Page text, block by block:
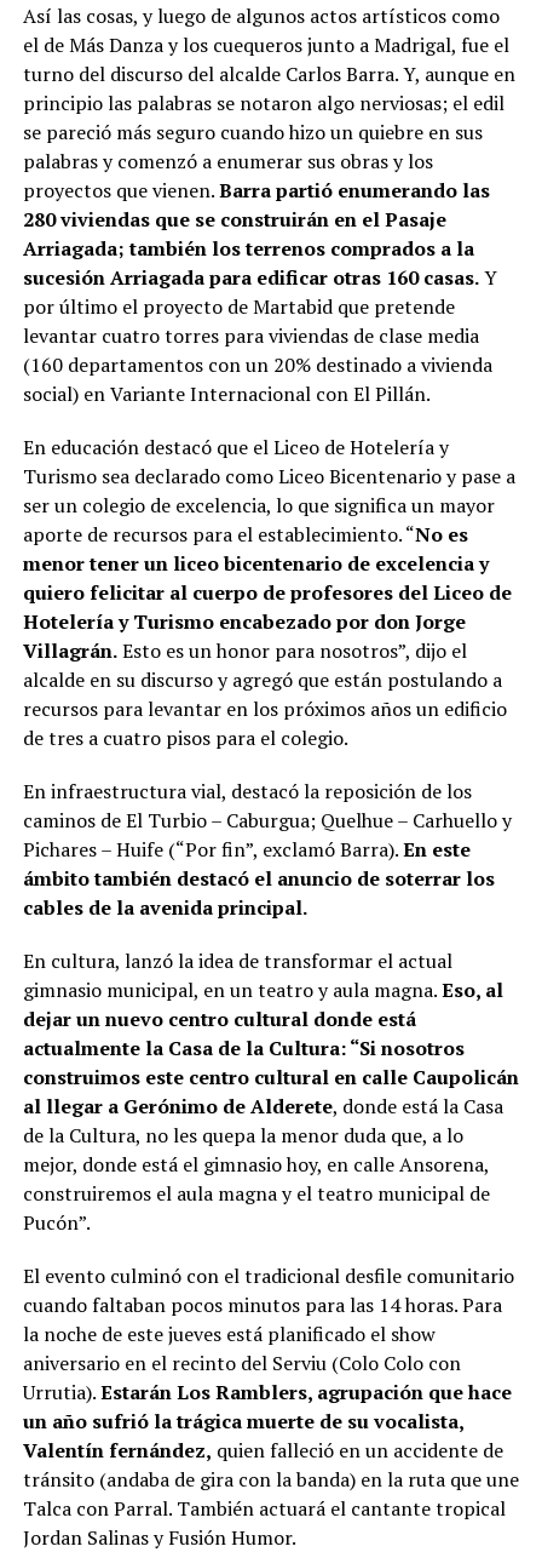
Así las cosas, y luego de algunos actos artísticos como
el de Más Danza y los cuequeros junto a Madrigal, fue el
turno del discurso del alcalde Carlos Barra. Y, aunque en
principio las palabras se notaron algo nerviosas; el edil
se pareció más seguro cuando hizo un quiebre en sus
palabras y comenzó a enumerar sus obras y los
proyectos que vienen.Barra partió enumerando las
280 viviendas que se construirán en el Pasaje
Arriagada; también los terrenos comprados a la
sucesión Arriagada para edificar otras 160 casas.Y
por último el proyecto de Martabid que pretende
levantar cuatro torres para viviendas de clase media
(160 departamentos con un 20% destinado a vivienda
social) en Variante Internacional con El Pillán.
En educación destacó que el Liceo de Hotelería y
Turismo sea declarado como Liceo Bicentenario y pase a
ser un colegio de excelencia, lo que significa un mayor
aporte de recursos para el establecimiento. “No es
menor tener un liceo bicentenario de excelencia y
quiero felicitar al cuerpo de profesores del Liceo de
Hotelería y Turismo encabezado por don Jorge
Villagrán.Esto es un honor para nosotros”, dijo el
alcalde en su discurso y agregó que están postulando a
recursos para levantar en los próximos años un edificio
de tres a cuatro pisos para el colegio.
En infraestructura vial, destacó la reposición de los
caminos de El Turbio – Caburgua; Quelhue – Carhuello y
Pichares – Huife (“Por fin”, exclamó Barra).En este
ámbito también destacó el anuncio de soterrar los
cables de la avenida principal.
En cultura, lanzó la idea de transformar el actual
gimnasio municipal, en un teatro y aula magna.Eso, al
dejar un nuevo centro cultural donde está
actualmente la Casa de la Cultura: “Si nosotros
construimos este centro cultural en calle Caupolicán
al llegar a Gerónimo de Alderete, donde está la Casa
de la Cultura, no les quepa la menor duda que, a lo
mejor, donde está el gimnasio hoy, en calle Ansorena,
construiremos el aula magna y el teatro municipal de
Pucón”.
El evento culminó con el tradicional desfile comunitario
cuando faltaban pocos minutos para las 14 horas. Para
la noche de este jueves está planificado el show
aniversario en el recinto del Serviu (Colo Colo con
Urrutia).Estarán Los Ramblers, agrupación que hace
un año sufrió la trágica muerte de su vocalista,
Valentín fernández, quien falleció en un accidente de
tránsito (andaba de gira con la banda) en la ruta que une
Talca con Parral. También actuará el cantante tropical
Jordan Salinas y Fusión Humor.